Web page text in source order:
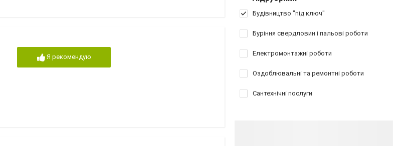
Я рекомендую
Будівництво "під ключ"
Буріння свердловин і пальові роботи
Електромонтажні роботи
Оздоблювальні та ремонтні роботи
Сантехнічні послуги